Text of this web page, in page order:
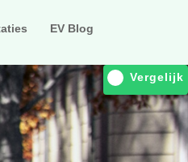
EV Blog
Vergelijk